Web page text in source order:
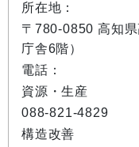
所在地：
〒780-0850 高知
庁舎6階）
電話：
資源・生産
088-821-4829
構造改善